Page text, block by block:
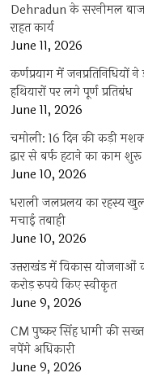
Dehradun के सरनीमल
राहत कार्य
June 11, 2026
कर्णप्रयाग में
हथियारों पर लगे पूर्ण प्रतिबंध
June 11, 2026
चमोली: 16 दिन की कड़ी
द्वार से बर्फ हटाने का काम शुरू
June 10, 2026
धराली जलप्रलय का रहस्य
मचाई तबाही
June 10, 2026
उत्तराखंड में विकास योजनाओं
करोड़ रुपये किए स्वीकृत
June 9, 2026
CM पुष्कर सिंह धामी की
नपेंगे अधिकारी
June 9, 2026